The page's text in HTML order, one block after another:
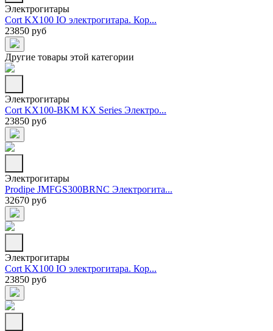
Электрогитары
Cort KX100 IO электрогитара. Кор...
23850 руб
Другие товары этой категории
Электрогитары
Cort KX100-BKM KX Series Электро...
23850 руб
Электрогитары
Prodipe JMFGS300BRNC Электрогита...
32670 руб
Электрогитары
Cort KX100 IO электрогитара. Кор...
23850 руб